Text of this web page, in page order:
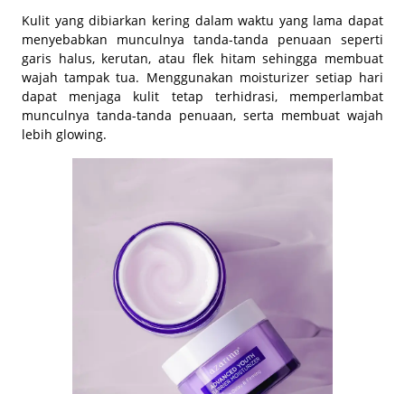
Kulit yang dibiarkan kering dalam waktu yang lama dapat
menyebabkan munculnya tanda-tanda penuaan seperti
garis halus, kerutan, atau flek hitam sehingga membuat
wajah tampak tua. Menggunakan moisturizer setiap hari
dapat menjaga kulit tetap terhidrasi, memperlambat
munculnya tanda-tanda penuaan, serta membuat wajah
lebih glowing.